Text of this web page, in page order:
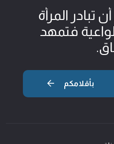
المرأة
فتمهد
بأقلامكم